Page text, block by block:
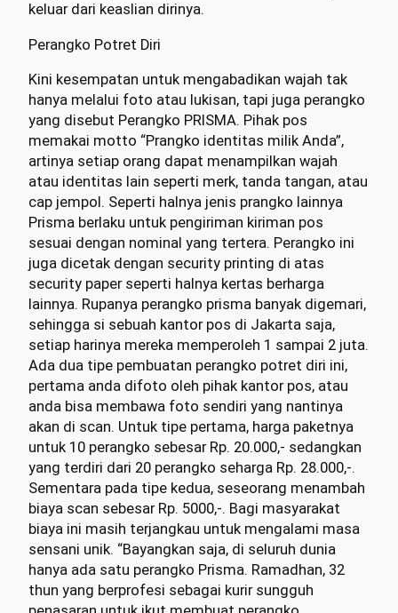
keluar dari keaslian dirinya.
Perangko Potret Diri
Kini kesempatan untuk mengabadikan wajah tak
hanya melalui foto atau lukisan, tapi juga perangko
yang disebut Perangko PRISMA. Pihak pos
memakai motto “Prangko identitas milik Anda”,
artinya setiap orang dapat menampilkan wajah
atau identitas lain seperti merk, tanda tangan, atau
cap jempol. Seperti halnya jenis prangko lainnya
Prisma berlaku untuk pengiriman kiriman pos
sesuai dengan nominal yang tertera. Perangko ini
juga dicetak dengan security printing di atas
security paper seperti halnya kertas berharga
lainnya. Rupanya perangko prisma banyak digemari,
sehingga si sebuah kantor pos di Jakarta saja,
setiap harinya mereka memperoleh 1 sampai 2 juta.
Ada dua tipe pembuatan perangko potret diri ini,
pertama anda difoto oleh pihak kantor pos, atau
anda bisa membawa foto sendiri yang nantinya
akan di scan. Untuk tipe pertama, harga paketnya
untuk 10 perangko sebesar Rp. 20.000,- sedangkan
yang terdiri dari 20 perangko seharga Rp. 28.000,-.
Sementara pada tipe kedua, seseorang menambah
biaya scan sebesar Rp. 5000,-. Bagi masyarakat
biaya ini masih terjangkau untuk mengalami masa
sensani unik. “Bayangkan saja, di seluruh dunia
hanya ada satu perangko Prisma. Ramadhan, 32
thun yang berprofesi sebagai kurir sungguh